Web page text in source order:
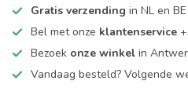
Gratis verzending in NL en
Bel met onze klantenservice
Bezoek onze winkel in
Vandaag besteld? Volgende